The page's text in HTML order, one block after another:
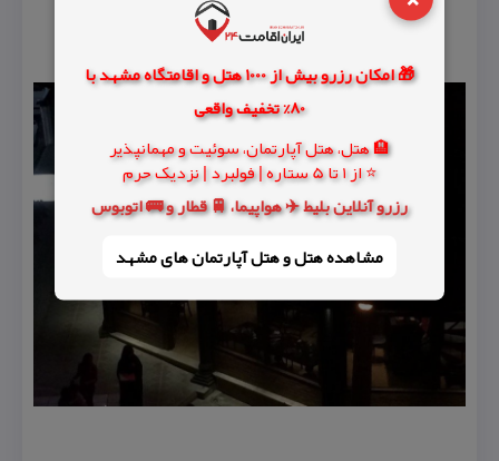
🎁 امکان رزرو بیش از 1000 هتل و اقامتگاه مشهد با
80% تخفیف واقعی
🏨 هتل، هتل آپارتمان، سوئیت و مهمانپذیر
⭐ از 1 تا 5 ستاره | فولبرد | نزدیک حرم
رزرو آنلاین بلیط ✈️ هواپیما، 🚆 قطار و 🚌 اتوبوس
مشاهده هتل و هتل‌ آپارتمان های مشهد